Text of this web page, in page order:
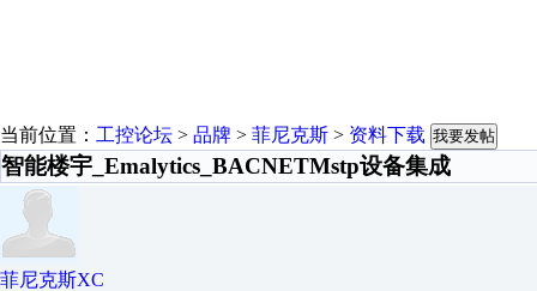
当前位置： 工控论坛 > 品牌 > 菲尼克斯 > 资料下载 我要发帖
智能楼宇_Emalytics_BACNETMstp设备集成
菲尼克斯XC